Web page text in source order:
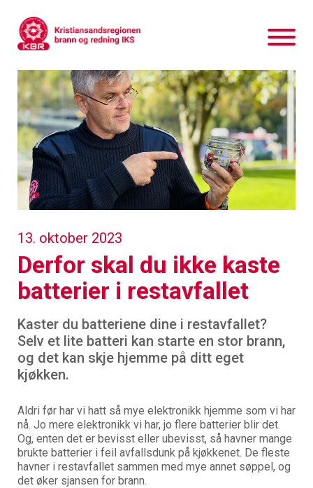
13. oktober 2023
Derfor skal du ikke kaste
batterier i restavfallet
Kaster du batteriene dine i restavfallet?
Selv et lite batteri kan starte en stor brann,
og det kan skje hjemme på ditt eget
kjøkken.
Aldri før har vi hatt så mye elektronikk hjemme som vi har
nå. Jo mere elektronikk vi har, jo flere batterier blir det.
Og, enten det er bevisst eller ubevisst, så havner mange
brukte batterier i feil avfallsdunk på kjøkkenet. De fleste
havner i restavfallet sammen med mye annet søppel, og
det øker sjansen for brann.